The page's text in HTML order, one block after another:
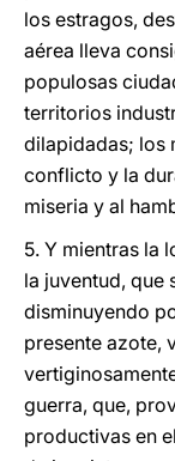
los estragos,
aérea lleva
populosas
territorios
dilapidadas; los
conflicto y la
miseria y al
5. Y mientras la
la juventud, que
disminuyendo
presente azote,
guerra, que,
productivas en